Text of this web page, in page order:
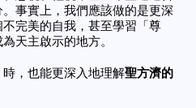
事實上，我們應該做的是更深
完美的自我，甚至學習「尊
天主啟示的地方。
，也能更深入地理解聖方濟的